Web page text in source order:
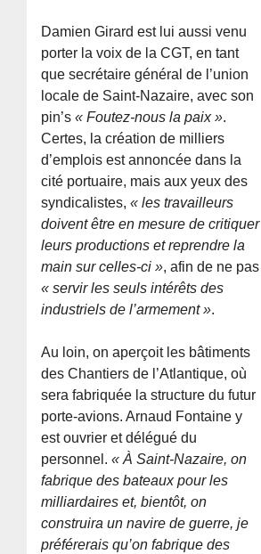
Damien Girard est lui aussi venu
porter la voix de la CGT, en tant
que secrétaire général de l’union
locale de Saint-Nazaire, avec son
pin’s« Foutez-nous la paix ».
Certes, la création de milliers
d’emplois est annoncée dans la
cité portuaire, mais aux yeux des
syndicalistes,« les travailleurs
doivent être en mesure de critiquer
leurs productions et reprendre la
main sur celles-ci », afin de ne pas
« servir les seuls intérêts des
industriels de l’armement ».
Au loin, on aperçoit les bâtiments
des Chantiers de l’Atlantique, où
sera fabriquée la structure du futur
porte-avions. Arnaud Fontaine y
est ouvrier et délégué du
personnel.« À Saint-Nazaire, on
fabrique des bateaux pour les
milliardaires et, bientôt, on
construira un navire de guerre, je
préférerais qu’on fabrique des